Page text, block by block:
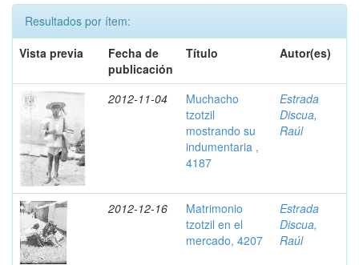
Resultados por ítem:
Vista previa
Fecha de
publicación
Título Autor(es)
2012-11-04
Muchacho
tzotzil
mostrando su
indumentaria ,
4187
Estrada
Discua,
Raúl
2012-12-16
Matrimonio
tzotzil en el
mercado, 4207
Estrada
Discua,
Raúl